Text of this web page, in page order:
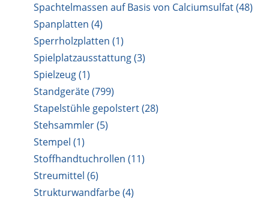
Spachtelmassen auf Basis von Calciumsulfat (48)
Spanplatten (4)
Sperrholzplatten (1)
Spielplatzausstattung (3)
Spielzeug (1)
Standgeräte (799)
Stapelstühle gepolstert (28)
Stehsammler (5)
Stempel (1)
Stoffhandtuchrollen (11)
Streumittel (6)
Strukturwandfarbe (4)